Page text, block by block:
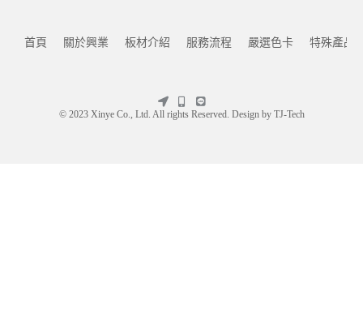
首頁 關於興業 板材介紹 服務流程 嚴選色卡 特殊產品
© 2023 Xinye Co., Ltd. All rights Reserved. Design by TJ-Tech